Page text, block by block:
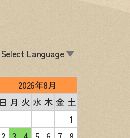
Select Language▼
2026年8月
日 月 火 水 木 金 土
1